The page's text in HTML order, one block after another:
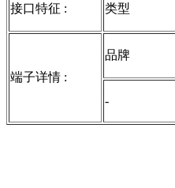
接口特征 : 类型
端子详情 :
品牌
-